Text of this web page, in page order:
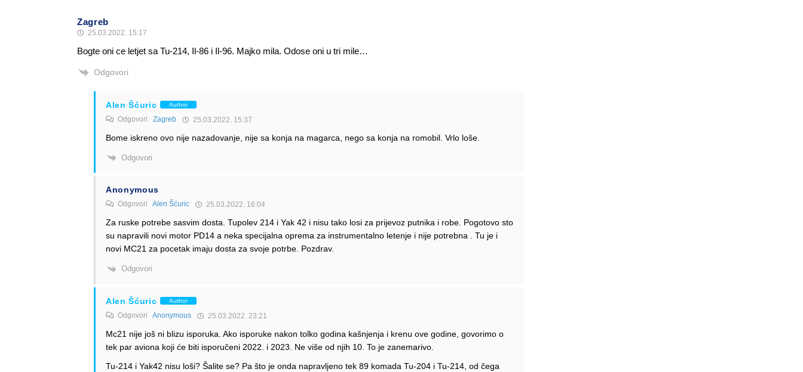
Zagreb
25.03.2022. 15:17
Bogte oni ce letjet sa Tu-214, Il-86 i Il-96. Majko mila. Odose oni u tri mile…
Odgovori
Alen Šćuric Author
Odgovori Zagreb 25.03.2022. 15:37
Bome iskreno ovo nije nazadovanje, nije sa konja na magarca, nego sa konja na romobil. Vrlo loše.
Odgovori
Anonymous
Odgovori Alen Šćuric 25.03.2022. 16:04
Za ruske potrebe sasvim dosta. Tupolev 214 i Yak 42 i nisu tako losi za prijevoz putnika i robe. Pogotovo sto
su napravili novi motor PD14 a neka specijalna oprema za instrumentalno letenje i nije potrebna . Tu je i
novi MC21 za pocetak imaju dosta za svoje potrbe. Pozdrav.
Odgovori
Alen Šćuric Author
Odgovori Anonymous 25.03.2022. 23:21
Mc21 nije još ni blizu isporuka. Ako isporuke nakon tolko godina kašnjenja i krenu ove godine, govorimo o
tek par aviona koji će biti isporučeni 2022. i 2023. Ne više od njih 10. To je zanemarivo.
Tu-214 i Yak42 nisu loši? Šalite se? Pa što je onda napravljeno tek 89 komada Tu-204 i Tu-214, od čega